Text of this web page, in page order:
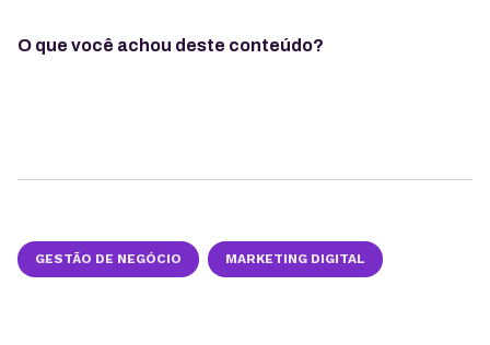
O que você achou deste conteúdo?
GESTÃO DE NEGÓCIO MARKETING DIGITAL